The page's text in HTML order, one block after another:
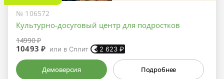
№ 106572
Культурно-досуговый центр для подростков
14990 ₽
10493 ₽ или в Сплит 2 623 ₽
Демоверсия Подробнее